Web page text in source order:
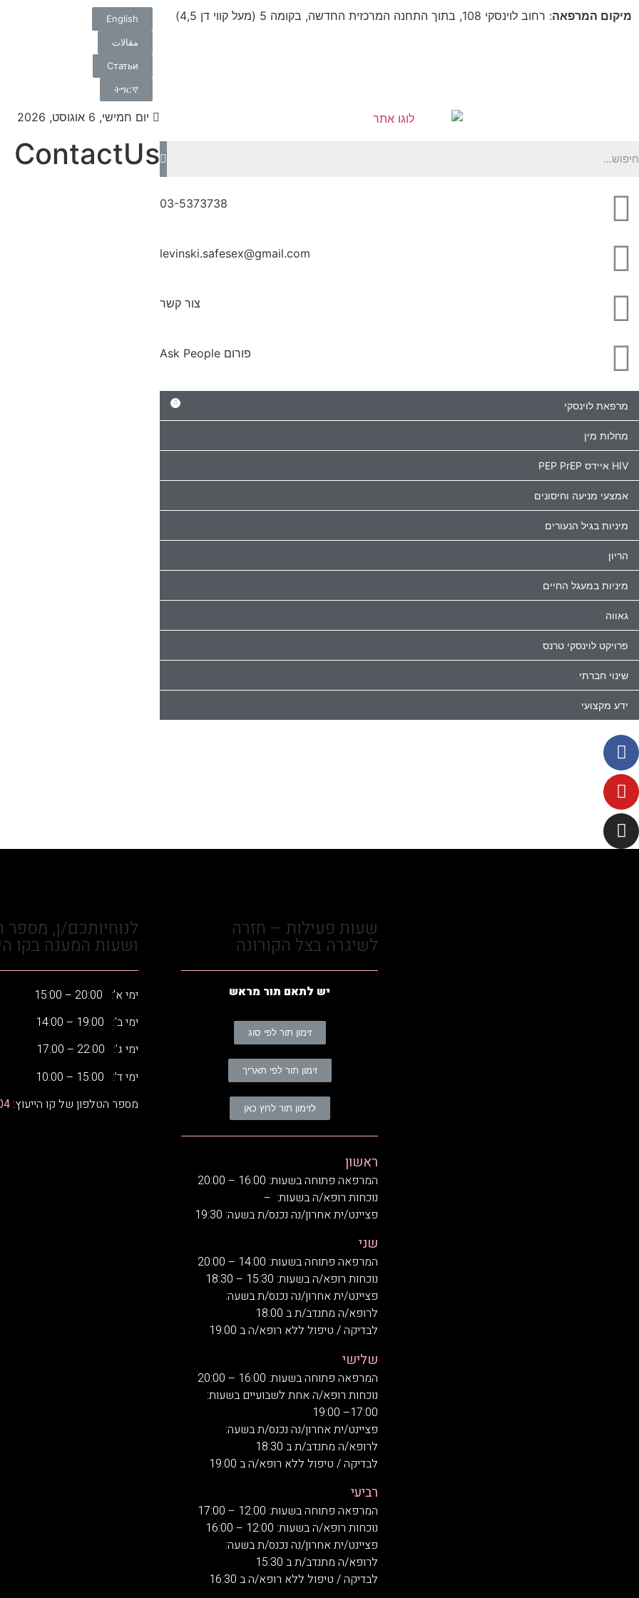
מיקום המרפאה: רחוב לוינסקי 108, בתוך התחנה המרכזית החדשה, בקומה 5 (מעל קווי דן 4,5) English
مقالات
Статьи
ትግርኛ
03-5373738
levinski.safesex@gmail.com
צור קשר
פורום Ask People
מרפאת לוינסקי
מחלות מין
HIV איידס PEP PrEP
אמצעי מניעה וחיסונים
מיניות בגיל הנעורים
הריון
מיניות במעגל החיים
גאווה
פרויקט לוינסקי טרנס
שינוי חברתי
ידע מקצועי
יום חמישי, 6 אוגוסט, 2026
ContactUs
שעות פעילות – חזרה
לשיגרה בצל הקורונה
יש לתאם תור מראש
זימון תור לפי סוג
זימון תור לפי תאריך
לזימון תור לחץ כאן
ראשון
המרפאה פתוחה בשעות: 16:00 – 20:00
נוכחות רופא/ה בשעות: –
פציינט/ית אחרון/נה נכנס/ת בשעה: 19:30
שני
המרפאה פתוחה בשעות: 14:00 – 20:00
נוכחות רופא/ה בשעות: 15:30 – 18:30
פציינט/ית אחרון/נה נכנס/ת בשעה:
לרופא/ה מתנדב/ת ב 18:00
לבדיקה / טיפול ללא רופא/ה ב 19:00
שלישי
המרפאה פתוחה בשעות: 16:00 – 20:00
נוכחות רופא/ה אחת לשבועיים בשעות:
17:00– 19:00
פציינט/ית אחרון/נה נכנס/ת בשעה:
לרופא/ה מתנדב/ת ב 18:30
לבדיקה / טיפול ללא רופא/ה ב 19:00
רביעי
המרפאה פתוחה בשעות: 12:00 – 17:00
נוכחות רופא/ה בשעות: 12:00 – 16:00
פציינט/ית אחרון/נה נכנס/ת בשעה:
לרופא/ה מתנדב/ת ב 15:30
לבדיקה / טיפול ללא רופא/ה ב 16:30
לנוחיותכם/ן, מספר
ושעות המענה בקו
ימי א’: 20:00 – 15:00
ימי ב': 19:00 – 14:00
ימי ג': 22:00 – 17:00
ימי ד’: 15:00 – 10:00
מספר הטלפון של קו הייעוץ: